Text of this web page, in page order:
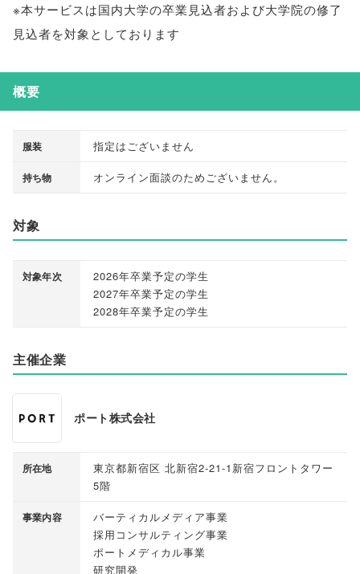
※本サービスは国内大学の卒業見込者および大学院の修了
見込者を対象としております
概要
服装 指定はございません
持ち物 オンライン面談のためございません。
対象
対象年次
2026年卒業予定の学生
2027年卒業予定の学生
2028年卒業予定の学生
主催企業
ポート株式会社
所在地
東京都新宿区 北新宿2-21-1新宿フロントタワー
5階
事業内容
バーティカルメディア事業
採用コンサルティング事業
ポートメディカル事業
研究開発